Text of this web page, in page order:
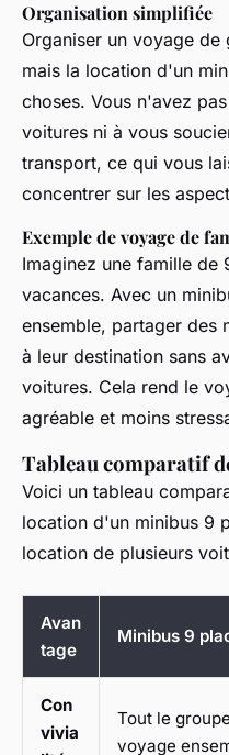
Organisation simplifiée
Organiser un voyage
mais la location d'un
choses. Vous n'avez
voitures ni à vous
transport, ce qui vous
concentrer sur les
Exemple de voyage de
Imaginez une famille de
vacances. Avec un
ensemble, partager des
à leur destination sans
voitures. Cela rend le
agréable et moins
Tableau comparatif
Voici un tableau
location d'un minibus 9
location de plusieurs
Avan
tage
Minibus 9
Con
vivia
Tout le groupe
voyage